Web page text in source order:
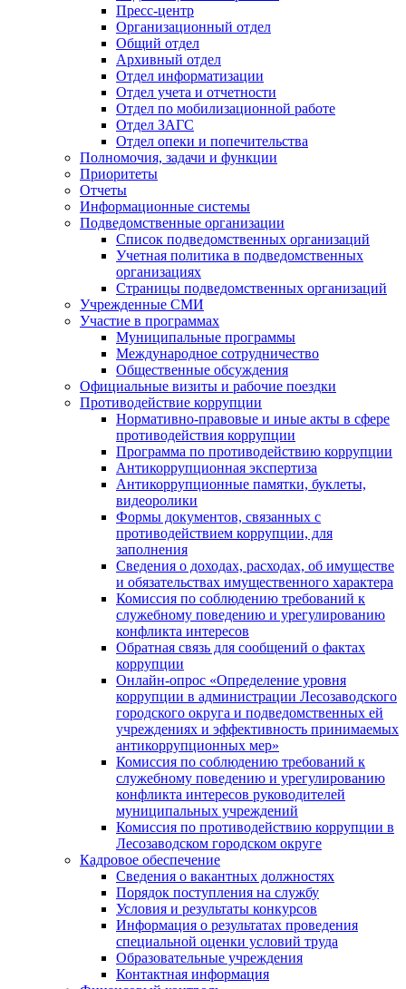
Пресс-центр
Организационный отдел
Общий отдел
Архивный отдел
Отдел информатизации
Отдел учета и отчетности
Отдел по мобилизационной работе
Отдел ЗАГС
Отдел опеки и попечительства
Полномочия, задачи и функции
Приоритеты
Отчеты
Информационные системы
Подведомственные организации
Список подведомственных организаций
Учетная политика в подведомственных
организациях
Страницы подведомственных организаций
Учрежденные СМИ
Участие в программах
Муниципальные программы
Международное сотрудничество
Общественные обсуждения
Официальные визиты и рабочие поездки
Противодействие коррупции
Нормативно-правовые и иные акты в сфере
противодействия коррупции
Программа по противодействию коррупции
Антикоррупционная экспертиза
Антикоррупционные памятки, буклеты,
видеоролики
Формы документов, связанных с
противодействием коррупции, для
заполнения
Сведения о доходах, расходах, об имуществе
и обязательствах имущественного характера
Комиссия по соблюдению требований к
служебному поведению и урегулированию
конфликта интересов
Обратная связь для сообщений о фактах
коррупции
Онлайн-опрос «Определение уровня
коррупции в администрации Лесозаводского
городского округа и подведомственных ей
учреждениях и эффективность принимаемых
антикоррупционных мер»
Комиссия по соблюдению требований к
служебному поведению и урегулированию
конфликта интересов руководителей
муниципальных учреждений
Комиссия по противодействию коррупции в
Лесозаводском городском округе
Кадровое обеспечение
Сведения о вакантных должностях
Порядок поступления на службу
Условия и результаты конкурсов
Информация о результатах проведения
специальной оценки условий труда
Образовательные учреждения
Контактная информация